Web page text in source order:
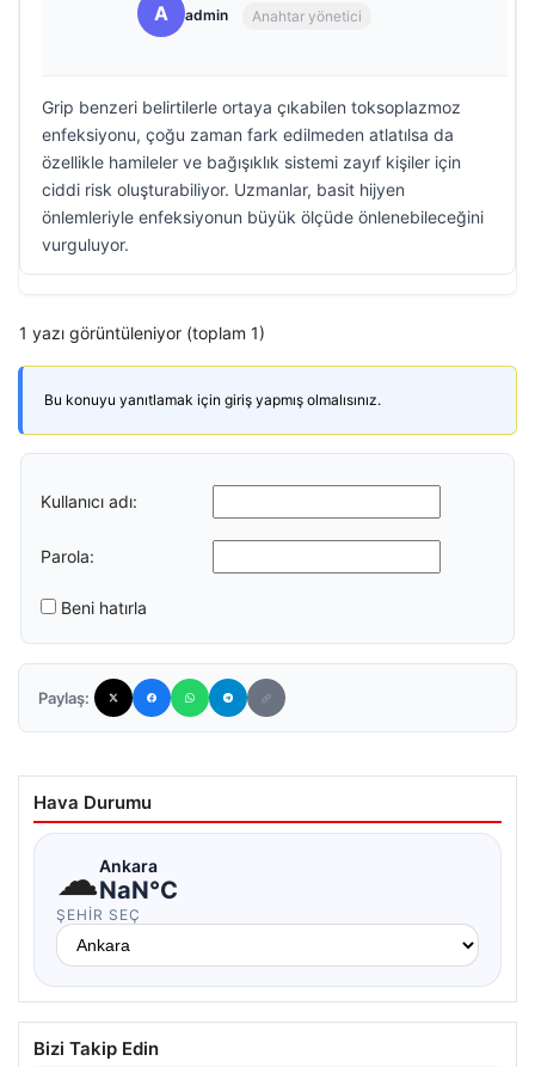
A admin Anahtar yönetici
Grip benzeri belirtilerle ortaya çıkabilen toksoplazmoz
enfeksiyonu, çoğu zaman fark edilmeden atlatılsa da
özellikle hamileler ve bağışıklık sistemi zayıf kişiler için
ciddi risk oluşturabiliyor. Uzmanlar, basit hijyen
önlemleriyle enfeksiyonun büyük ölçüde önlenebileceğini
vurguluyor.
1 yazı görüntüleniyor (toplam 1)
Bu konuyu yanıtlamak için giriş yapmış olmalısınız.
Kullanıcı adı:
Parola:
Beni hatırla
Paylaş:
Hava Durumu
☁Ankara
NaN°C
ŞEHIR SEÇ
Bizi Takip Edin